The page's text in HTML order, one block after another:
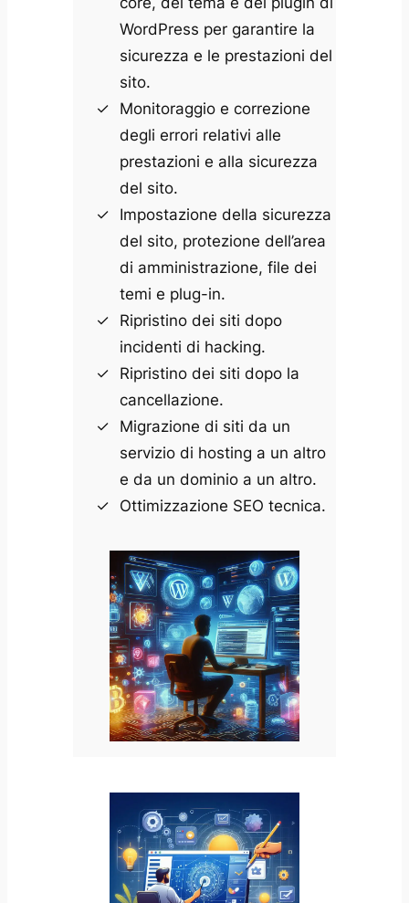
WordPress per garantire la
sicurezza e le prestazioni del
sito.
Monitoraggio e correzione
degli errori relativi alle
prestazioni e alla sicurezza
del sito.
Impostazione della sicurezza
del sito, protezione dell’area
di amministrazione, file dei
temi e plug-in.
Ripristino dei siti dopo
incidenti di hacking.
Ripristino dei siti dopo la
cancellazione.
Migrazione di siti da un
servizio di hosting a un altro
e da un dominio a un altro.
Ottimizzazione SEO tecnica.